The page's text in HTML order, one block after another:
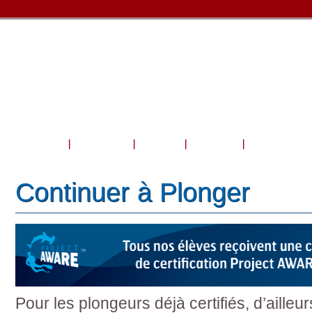
Continuer à Plonger
Pour les plongeurs déjà certifiés,